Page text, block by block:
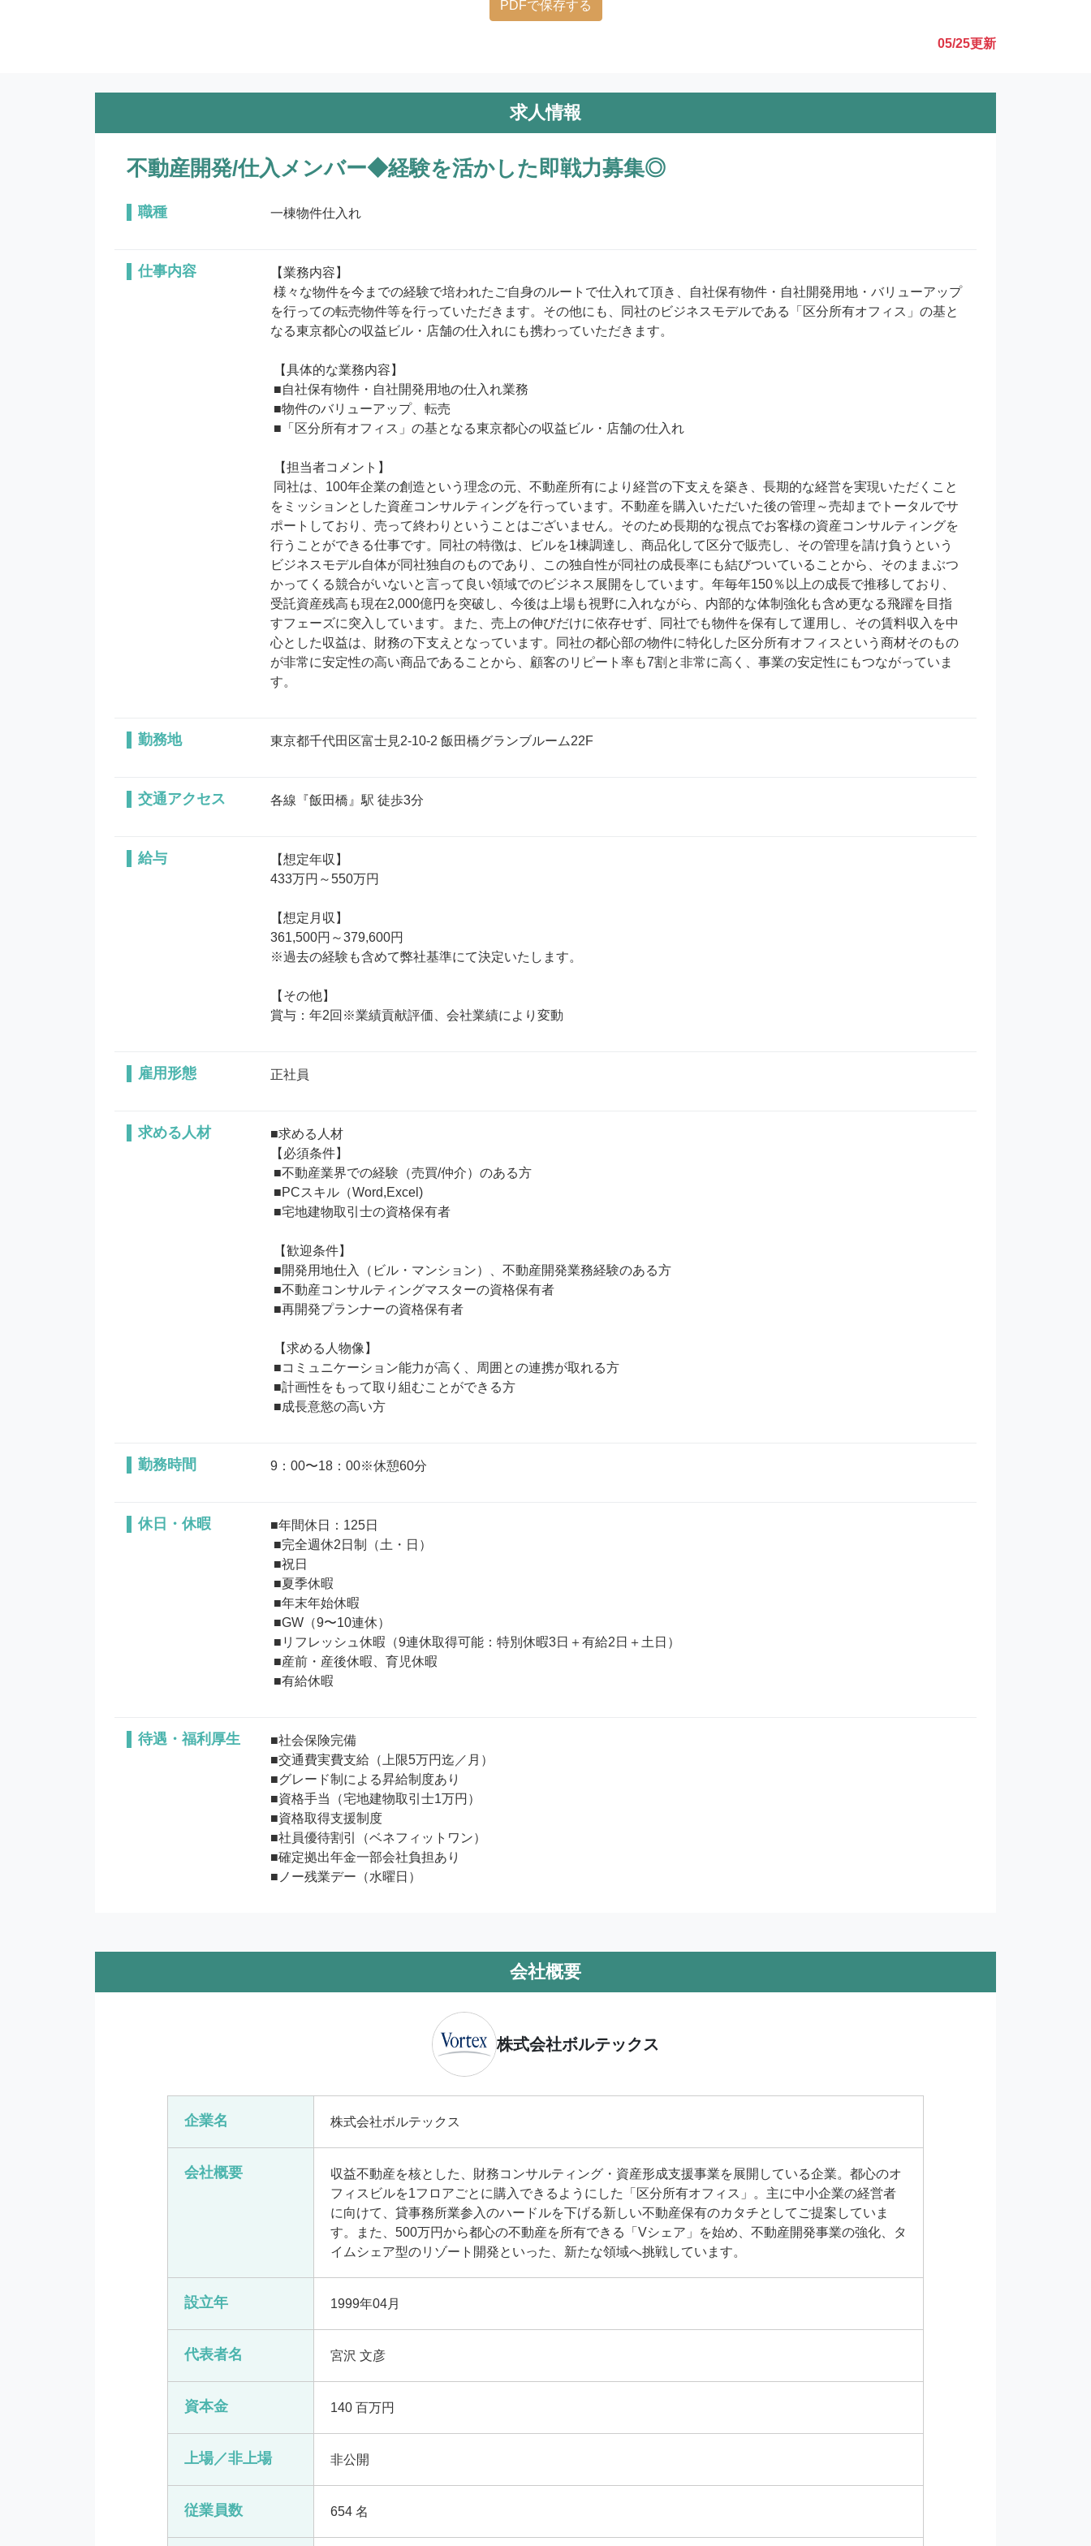
PDFで保存する
05/25更新
求人情報
不動産開発/仕入メンバー◆経験を活かした即戦力募集◎
職種 一棟物件仕入れ
仕事内容
【業務内容】
を行っての転売物件等を行っていただきます。その他にも、同社のビジネスモデルである「区分所有オフィス」の基と
なる東京都心の収益ビル・店舗の仕入れにも携わっていただきます。
をミッションとした資産コンサルティングを行っています。不動産を購入いただいた後の管理～売却までトータルでサ
ポートしており、売って終わりということはございません。そのため長期的な視点でお客様の資産コンサルティングを
行うことができる仕事です。同社の特徴は、ビルを1棟調達し、商品化して区分で販売し、その管理を請け負うという
ビジネスモデル自体が同社独自のものであり、この独自性が同社の成長率にも結びついていることから、そのままぶつ
かってくる競合がいないと言って良い領域でのビジネス展開をしています。年毎年150％以上の成長で推移しており、
受託資産残高も現在2,000億円を突破し、今後は上場も視野に入れながら、内部的な体制強化も含め更なる飛躍を目指
すフェーズに突入しています。また、売上の伸びだけに依存せず、同社でも物件を保有して運用し、その賃料収入を中
心とした収益は、財務の下支えとなっています。同社の都心部の物件に特化した区分所有オフィスという商材そのもの
が非常に安定性の高い商品であることから、顧客のリピート率も7割と非常に高く、事業の安定性にもつながっていま
す。
勤務地 東京都千代田区富士見2-10-2 飯田橋グランブルーム22F
交通アクセス 各線『飯田橋』駅 徒歩3分
給与
【想定年収】
433万円～550万円
【想定月収】
361,500円～379,600円
※過去の経験も含めて弊社基準にて決定いたします。
【その他】
賞与：年2回※業績貢献評価、会社業績により変動
雇用形態 正社員
求める人材
■求める人材
【必須条件】
勤務時間 9：00〜18：00※休憩60分
休日・休暇
■年間休日：125日
待遇・福利厚生
■社会保険完備
■交通費実費支給（上限5万円迄／月）
■グレード制による昇給制度あり
■資格手当（宅地建物取引士1万円）
■資格取得支援制度
■社員優待割引（ベネフィットワン）
■確定拠出年金一部会社負担あり
■ノー残業デー（水曜日）
会社概要
株式会社ボルテックス
企業名 株式会社ボルテックス
会社概要
収益不動産を核とした、財務コンサルティング・資産形成支援事業を展開している企業。都心のオ
フィスビルを1フロアごとに購入できるようにした「区分所有オフィス」。主に中小企業の経営者
に向けて、貸事務所業参入のハードルを下げる新しい不動産保有のカタチとしてご提案していま
す。また、500万円から都心の不動産を所有できる「Vシェア」を始め、不動産開発事業の強化、タ
イムシェア型のリゾート開発といった、新たな領域へ挑戦しています。
設立年 1999年04月
代表者名 宮沢 文彦
資本金 140 百万円
上場／非上場 非公開
従業員数 654 名